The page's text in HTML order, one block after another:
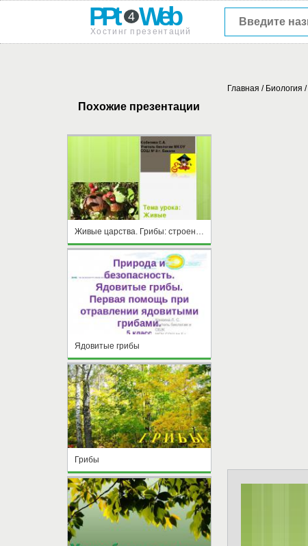
PPt 4 Web
Хостинг презентаций
Похожие презентации
Живые царства. Грибы: строение и многообразие
Ядовитые грибы
Грибы
Главная / Биология